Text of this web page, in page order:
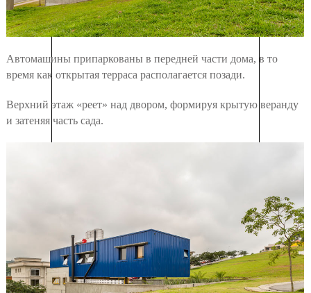
Автомашины припаркованы в передней части дома, в то
время как открытая терраса располагается позади.
Верхний этаж «реет» над двором, формируя крытую веранду
и затеняя часть сада.